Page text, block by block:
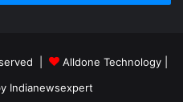
| Alldone Technology
Indianewsexpert